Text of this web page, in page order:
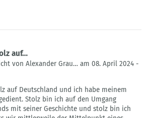
auf…
von Alexander Grau… am 08. April 2024 -
auf Deutschland und ich habe meinem
Stolz bin ich auf den Umgang
mit seiner Geschichte und stolz bin ich